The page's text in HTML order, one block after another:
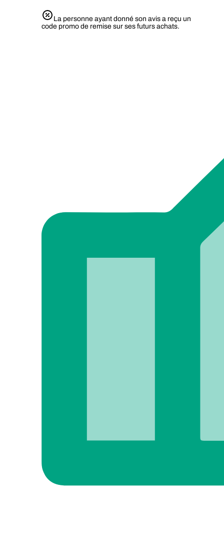
La personne ayant donné son avis a reçu un
code promo de remise sur ses futurs achats.